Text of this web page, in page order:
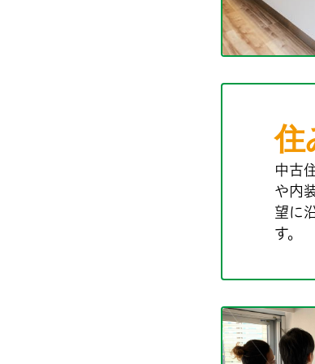
住
中古
や内
望に
す。